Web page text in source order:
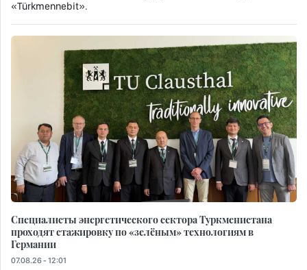
«Türkmennebit».
Специалисты энергетического сектора Туркменистана
проходят стажировку по «зелёным» технологиям в
Германии
07.08.26 - 12:01